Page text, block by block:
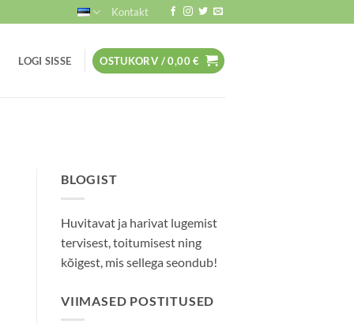
Kontakt
LOGI SISSE OSTUKORV /0,00€
BLOGIST
Huvitavat ja harivat lugemist
tervisest, toitumisest ning
kõigest, mis sellega seondub!
VIIMASED POSTITUSED